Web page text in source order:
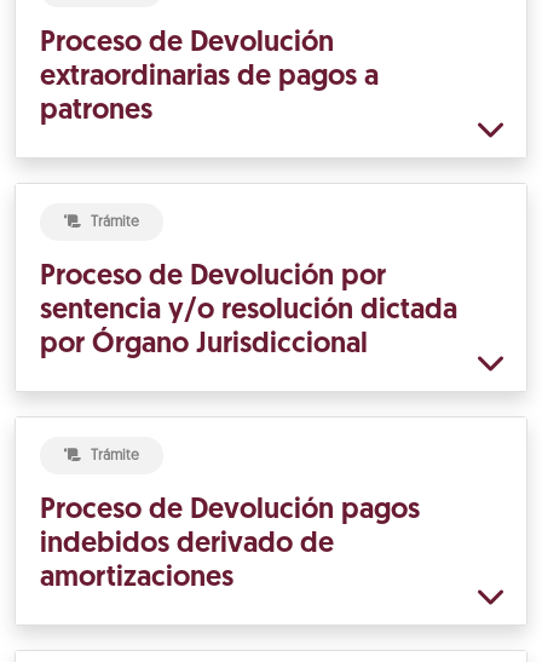
Proceso de Devolución
extraordinarias de pagos a
patrones
Trámite
Proceso de Devolución por
sentencia y/o resolución dictada
por Órgano Jurisdiccional
Trámite
Proceso de Devolución pagos
indebidos derivado de
amortizaciones